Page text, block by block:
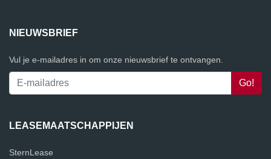
NIEUWSBRIEF
Vul je e-mailadres in om onze nieuwsbrief te ontvangen.
LEASEMAATSCHAPPIJEN
SternLease